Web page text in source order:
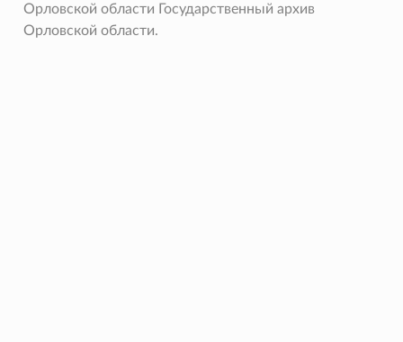
Орловской области Государственный архив
Орловской области.